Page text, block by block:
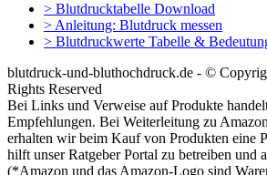
> Blutdrucktabelle Download
> Anleitung: Blutdruck messen
> Blutdruckwerte Tabelle &
blutdruck-und-bluthochdruck.de - ©
Rights Reserved
Bei Links und Verweise auf Produkte
Empfehlungen. Bei Weiterleitung zu
erhalten wir beim Kauf von Produkten eine
hilft unser Ratgeber Portal zu betreiben und
(*Amazon und das Amazon-Logo sind